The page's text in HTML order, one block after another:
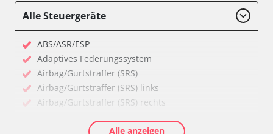
Alle Steuergeräte
ABS/ASR/ESP
Adaptives Federungssystem
Airbag/Gurtstraffer (SRS)
Airbag/Gurtstraffer (SRS) links
Airbag/Gurtstraffer (SRS) rechts
Aktivlenkung
Alle anzeigen